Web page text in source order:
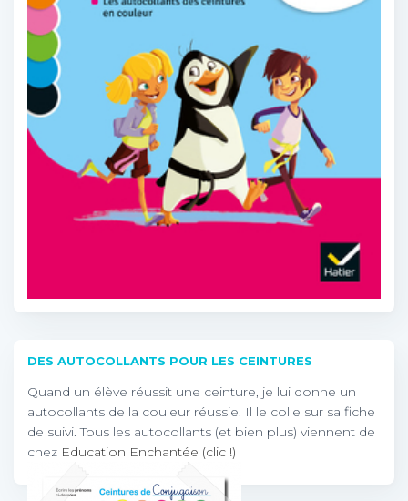
DES AUTOCOLLANTS POUR LES CEINTURES
Quand un élève réussit une ceinture, je lui donne un
autocollants de la couleur réussie. Il le colle sur sa fiche
de suivi. Tous les autocollants (et bien plus) viennent de
chez Education Enchantée (clic !)